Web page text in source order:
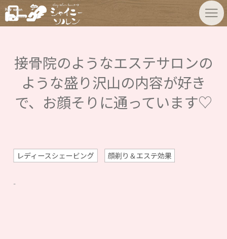
接骨院のようなエステサロンの
ような盛り沢山の内容が好き
で、お顔そりに通っています♡
レディースシェービング 顔剃り＆エステ効果